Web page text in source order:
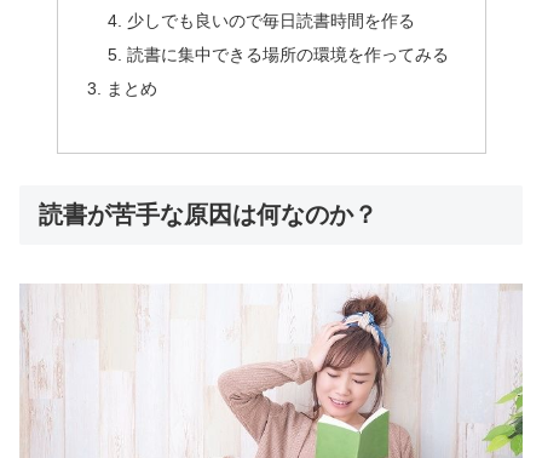
少しでも良いので毎日読書時間を作る
読書に集中できる場所の環境を作ってみる
まとめ
読書が苦手な原因は何なのか？